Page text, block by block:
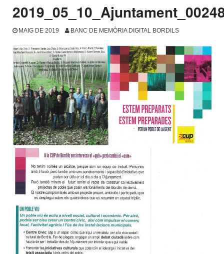
MAIG DE 2019 BANC DE MEMÒRIA DIGITAL BORDILS